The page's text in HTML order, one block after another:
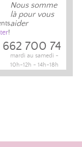
Nous somme
là pour vous
aider
!
662 700 74
mardi au samedi -
10h-12h - 14h-18h